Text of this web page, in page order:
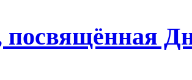
посвящённая